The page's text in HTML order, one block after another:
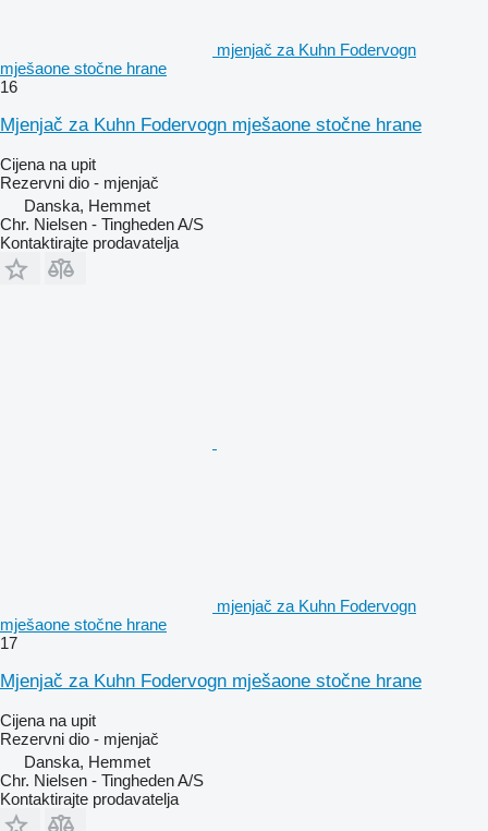
mjenjač za Kuhn Fodervogn
mješaone stočne hrane
16
Mjenjač za Kuhn Fodervogn mješaone stočne hrane
Cijena na upit
Rezervni dio - mjenjač
Danska, Hemmet
Chr. Nielsen - Tingheden A/S
Kontaktirajte prodavatelja
mjenjač za Kuhn Fodervogn
mješaone stočne hrane
17
Mjenjač za Kuhn Fodervogn mješaone stočne hrane
Cijena na upit
Rezervni dio - mjenjač
Danska, Hemmet
Chr. Nielsen - Tingheden A/S
Kontaktirajte prodavatelja